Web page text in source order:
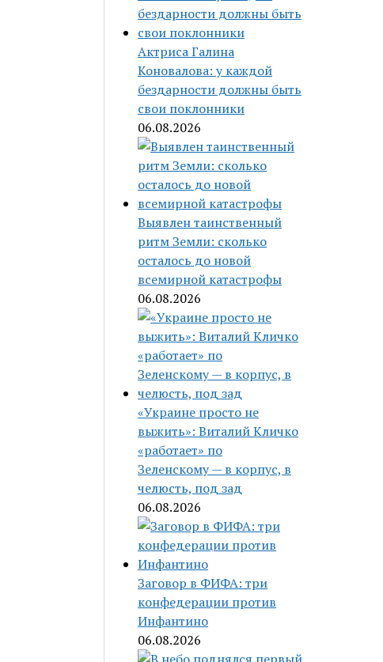
Актриса Галина
Коновалова: у каждой
бездарности должны быть
свои поклонники
06.08.2026
Выявлен таинственный
ритм Земли: сколько
осталось до новой
всемирной катастрофы
06.08.2026
«Украине просто не
выжить»: Виталий Кличко
«работает» по
Зеленскому — в корпус, в
челюсть, под зад
06.08.2026
Заговор в ФИФА: три
конфедерации против
Инфантино
06.08.2026